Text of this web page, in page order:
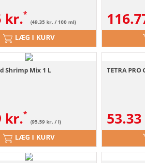
kr. (49.35 kr. / 100 ml)
LÆG I KURV
Shrimp Mix 1 L
kr. (95.59 kr. / l)
LÆG I KURV
TETRA
53.33